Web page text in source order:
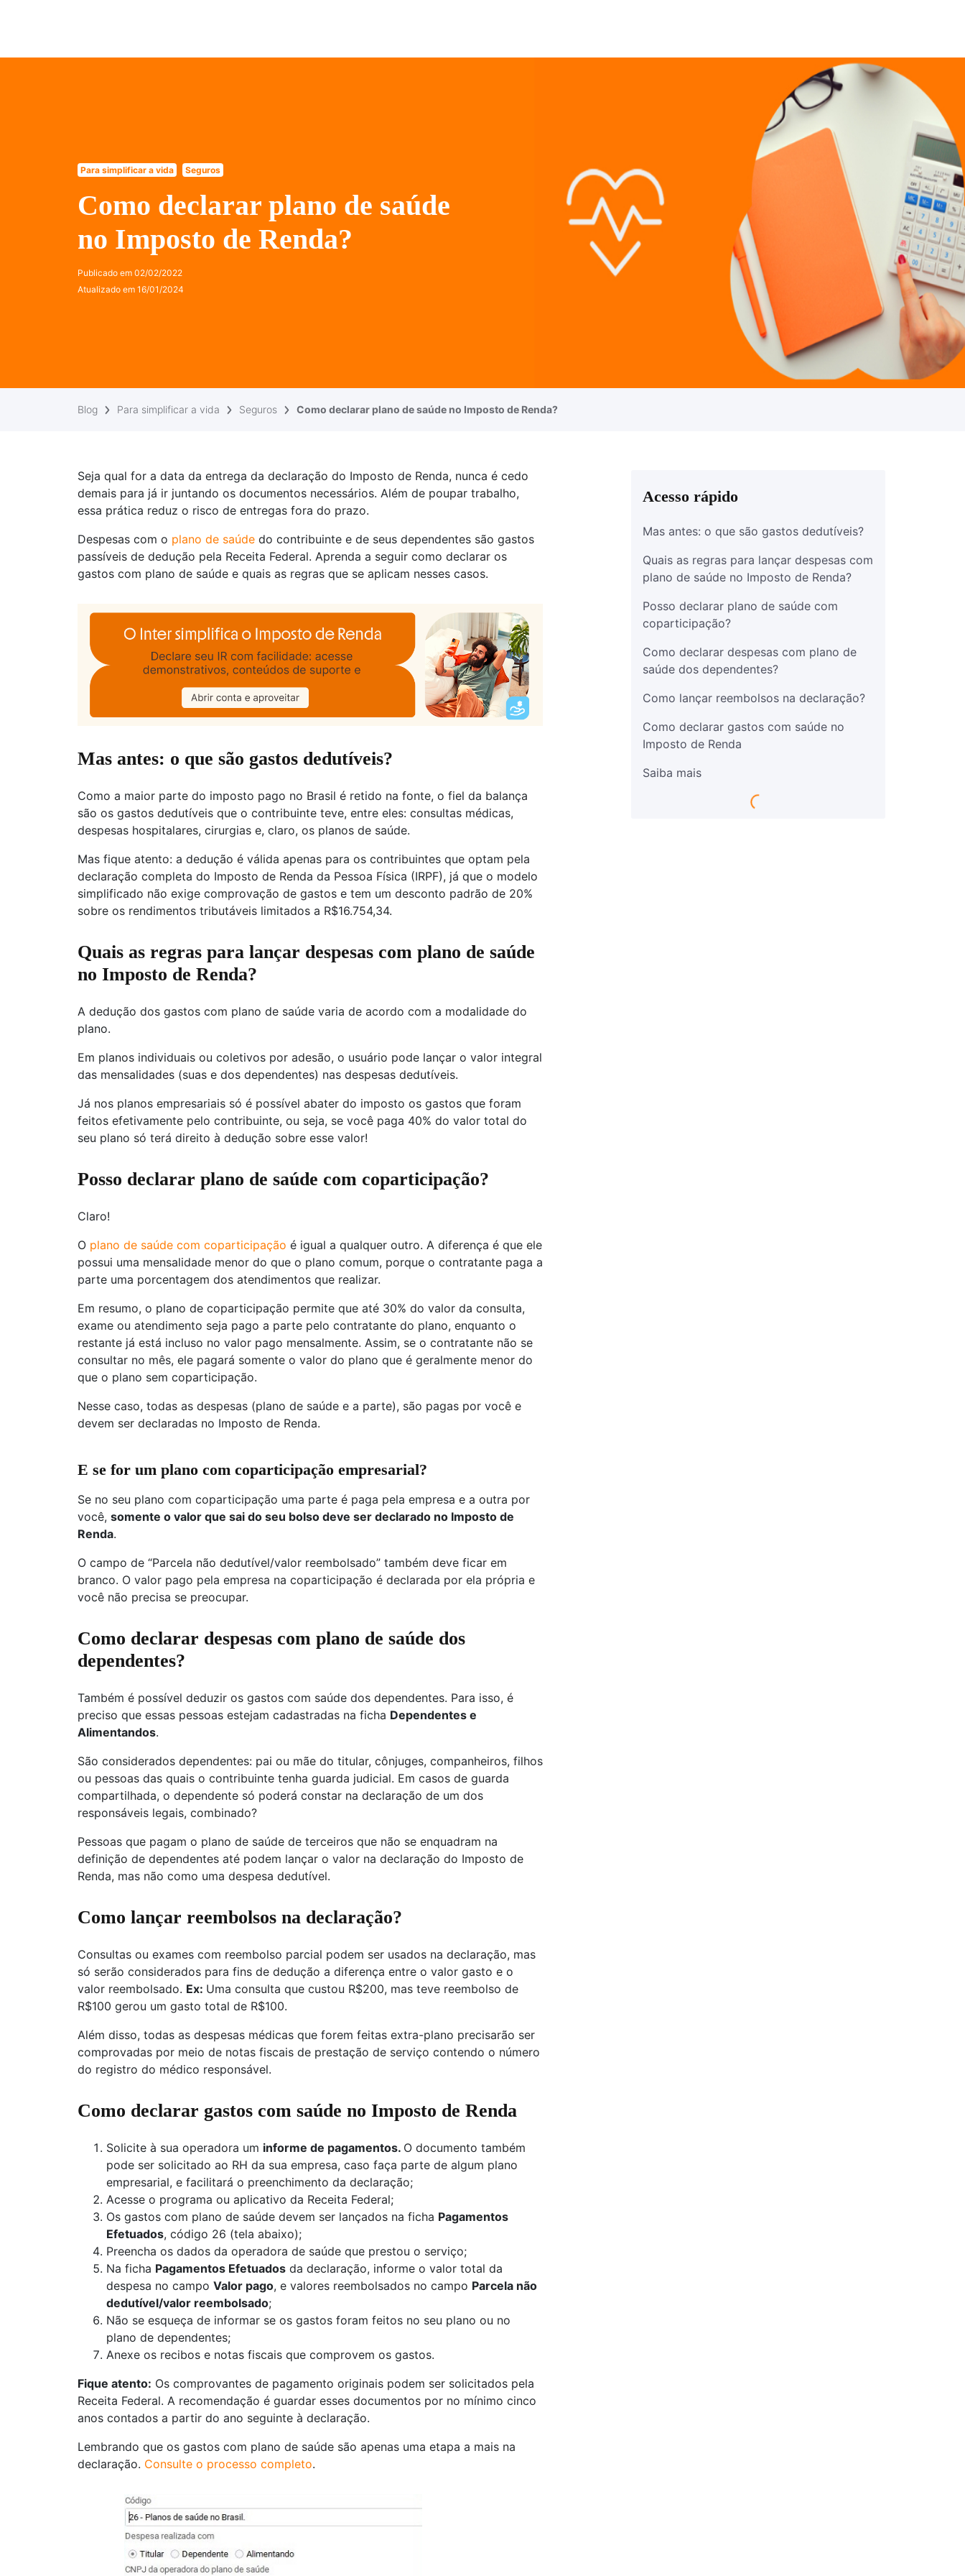
Para simplificar a vida Seguros
Como declarar plano de saúde
no Imposto de Renda?
Publicado em 02/02/2022
Atualizado em 16/01/2024
Blog Para simplificar a vida Seguros Como declarar plano de saúde no Imposto de Renda?
Seja qual for a data da entrega da declaração do Imposto de Renda, nunca é cedo
demais para já ir juntando os documentos necessários. Além de poupar trabalho,
essa prática reduz o risco de entregas fora do prazo.
Despesas com o plano de saúde do contribuinte e de seus dependentes são gastos
passíveis de dedução pela Receita Federal. Aprenda a seguir como declarar os
gastos com plano de saúde e quais as regras que se aplicam nesses casos.
Mas antes: o que são gastos dedutíveis?
Como a maior parte do imposto pago no Brasil é retido na fonte, o fiel da balança
são os gastos dedutíveis que o contribuinte teve, entre eles: consultas médicas,
despesas hospitalares, cirurgias e, claro, os planos de saúde.
Mas fique atento: a dedução é válida apenas para os contribuintes que optam pela
declaração completa do Imposto de Renda da Pessoa Física (IRPF), já que o modelo
simplificado não exige comprovação de gastos e tem um desconto padrão de 20%
sobre os rendimentos tributáveis limitados a R$16.754,34.
Quais as regras para lançar despesas com plano de saúde
no Imposto de Renda?
A dedução dos gastos com plano de saúde varia de acordo com a modalidade do
plano.
Em planos individuais ou coletivos por adesão, o usuário pode lançar o valor integral
das mensalidades (suas e dos dependentes) nas despesas dedutíveis.
Já nos planos empresariais só é possível abater do imposto os gastos que foram
feitos efetivamente pelo contribuinte, ou seja, se você paga 40% do valor total do
seu plano só terá direito à dedução sobre esse valor!
Posso declarar plano de saúde com coparticipação?
Claro!
O plano de saúde com coparticipação é igual a qualquer outro. A diferença é que ele
possui uma mensalidade menor do que o plano comum, porque o contratante paga a
parte uma porcentagem dos atendimentos que realizar.
Em resumo, o plano de coparticipação permite que até 30% do valor da consulta,
exame ou atendimento seja pago a parte pelo contratante do plano, enquanto o
restante já está incluso no valor pago mensalmente. Assim, se o contratante não se
consultar no mês, ele pagará somente o valor do plano que é geralmente menor do
que o plano sem coparticipação.
Nesse caso, todas as despesas (plano de saúde e a parte), são pagas por você e
devem ser declaradas no Imposto de Renda.
E se for um plano com coparticipação empresarial?
Se no seu plano com coparticipação uma parte é paga pela empresa e a outra por
você, somente o valor que sai do seu bolso deve ser declarado no Imposto de
Renda.
O campo de “Parcela não dedutível/valor reembolsado” também deve ficar em
branco. O valor pago pela empresa na coparticipação é declarada por ela própria e
você não precisa se preocupar.
Como declarar despesas com plano de saúde dos
dependentes?
Também é possível deduzir os gastos com saúde dos dependentes. Para isso, é
preciso que essas pessoas estejam cadastradas na ficha Dependentes e
Alimentandos.
São considerados dependentes: pai ou mãe do titular, cônjuges, companheiros, filhos
ou pessoas das quais o contribuinte tenha guarda judicial. Em casos de guarda
compartilhada, o dependente só poderá constar na declaração de um dos
responsáveis legais, combinado?
Pessoas que pagam o plano de saúde de terceiros que não se enquadram na
definição de dependentes até podem lançar o valor na declaração do Imposto de
Renda, mas não como uma despesa dedutível.
Como lançar reembolsos na declaração?
Consultas ou exames com reembolso parcial podem ser usados na declaração, mas
só serão considerados para fins de dedução a diferença entre o valor gasto e o
valor reembolsado. Ex: Uma consulta que custou R$200, mas teve reembolso de
R$100 gerou um gasto total de R$100.
Além disso, todas as despesas médicas que forem feitas extra-plano precisarão ser
comprovadas por meio de notas fiscais de prestação de serviço contendo o número
do registro do médico responsável.
Como declarar gastos com saúde no Imposto de Renda
Solicite à sua operadora um informe de pagamentos. O documento também
pode ser solicitado ao RH da sua empresa, caso faça parte de algum plano
empresarial, e facilitará o preenchimento da declaração;
Acesse o programa ou aplicativo da Receita Federal;
Os gastos com plano de saúde devem ser lançados na ficha Pagamentos
Efetuados, código 26 (tela abaixo);
Preencha os dados da operadora de saúde que prestou o serviço;
Na ficha Pagamentos Efetuados da declaração, informe o valor total da
despesa no campo Valor pago, e valores reembolsados no campo Parcela não
dedutível/valor reembolsado;
Não se esqueça de informar se os gastos foram feitos no seu plano ou no
plano de dependentes;
Anexe os recibos e notas fiscais que comprovem os gastos.
Fique atento: Os comprovantes de pagamento originais podem ser solicitados pela
Receita Federal. A recomendação é guardar esses documentos por no mínimo cinco
anos contados a partir do ano seguinte à declaração.
Lembrando que os gastos com plano de saúde são apenas uma etapa a mais na
declaração. Consulte o processo completo.
Acesso rápido
Mas antes: o que são gastos dedutíveis?
Quais as regras para lançar despesas com
plano de saúde no Imposto de Renda?
Posso declarar plano de saúde com
coparticipação?
Como declarar despesas com plano de
saúde dos dependentes?
Como lançar reembolsos na declaração?
Como declarar gastos com saúde no
Imposto de Renda
Saiba mais